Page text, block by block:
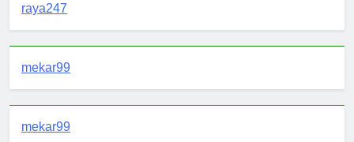
raya247
mekar99
mekar99